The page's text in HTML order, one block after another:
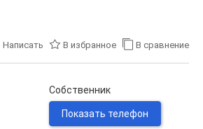
Написать В избранное В сравнение
Собственник
Показать телефон